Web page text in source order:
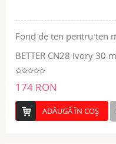
Fond de ten pentru ten
BETTER CN28 ivory 30
174 RON
ADĂUGĂ ÎN COŞ